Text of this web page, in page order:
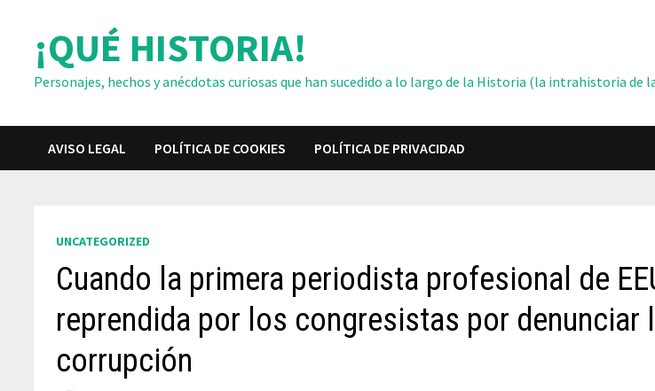
contenido¡QUÉ HISTORIA!
Personajes, hechos y anécdotas curiosas que han sucedido a lo largo de la Historia (la intrahistoria de
AVISO LEGAL POLÍTICA DE COOKIES POLÍTICA DE PRIVACIDAD
UNCATEGORIZED
Cuando la primera periodista profesional de
reprendida por los congresistas por denunciar
corrupción